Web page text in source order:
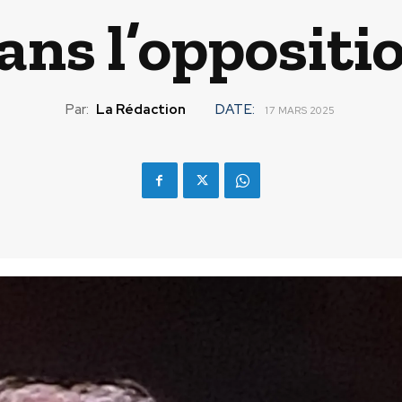
Par: La Rédaction DATE: 17 MARS 2025